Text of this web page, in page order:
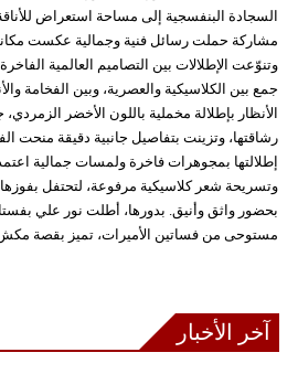
السجادة البنفسجية إلى مساحة استعراض
مشاركة حملت رسائل فنية وجمالية عكست مكانة
وتنوّعت الإطلالات بين التصاميم العالمية
جمع بين الكلاسيكية والعصرية، وبين الفخامة
الأنظار بإطلالة مخملية باللون الأخضر
رشاقتها، وتزينت بتفاصيل جانبية دقيقة منحت
إطلالتها بمجوهرات فاخرة ولمسات جمالية
وتسريحة شعر كلاسيكية مرفوعة، لتحتفل
بحضور واثق وأنيق. بدورها، أطلت نور علي
مستوحى من فساتين الأميرات، تميز بقصة
آخر الأخبار